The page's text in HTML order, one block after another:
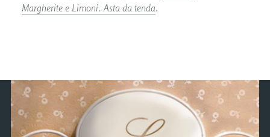
Margherite e Limoni. Asta da tenda.